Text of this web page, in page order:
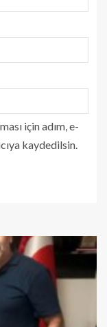
için adım, e-
kaydedilsin.